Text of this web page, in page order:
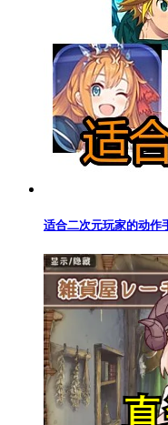
适合二次元玩家的动作